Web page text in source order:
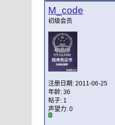
M_code
初级会员
注册日期: 2011-06-25
年龄: 36
帖子: 1
声望力: 0